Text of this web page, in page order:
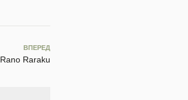
ВПЕРЕД
Rano Raraku